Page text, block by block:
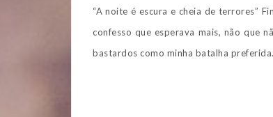
“A noite é escura e cheia de terrores”
confesso que esperava mais, não que
bastardos como minha batalha